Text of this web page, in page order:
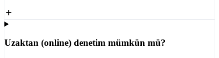
Uzaktan (online) denetim mümkün mü?